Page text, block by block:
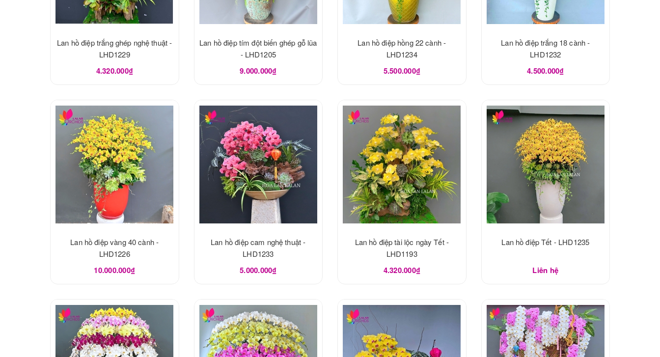
Lan hồ điệp trắng ghép nghệ thuật -
LHD1229
4.320.000₫
Lan hồ điệp tím đột biến ghép gỗ lũa
- LHD1205
9.000.000₫
Lan hồ điệp hồng 22 cành -
LHD1234
5.500.000₫
Lan hồ điệp trắng 18 cành -
LHD1232
4.500.000₫
Lan hồ điệp vàng 40 cành -
LHD1226
10.000.000₫
Lan hồ điệp cam nghệ thuật -
LHD1233
5.000.000₫
Lan hồ điệp tài lộc ngày Tết -
LHD1193
4.320.000₫
Lan hồ điệp Tết - LHD1235
Liên hệ